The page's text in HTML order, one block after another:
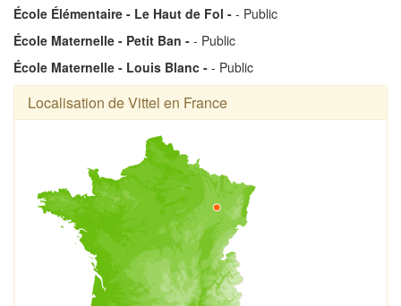
École Élémentaire - Le Haut de Fol - - Public
École Maternelle - Petit Ban - - Public
École Maternelle - Louis Blanc - - Public
Localisation de Vittel en France